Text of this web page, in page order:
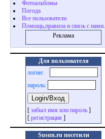
Фотоальбомы
Погода
Все пользователи
Помощь,правила и связь с нами.
Реклама
Для пользователя
логин:
пароль:
[ забыл имя или пароль ]
[ регистрация ]
Susun.ru посетили